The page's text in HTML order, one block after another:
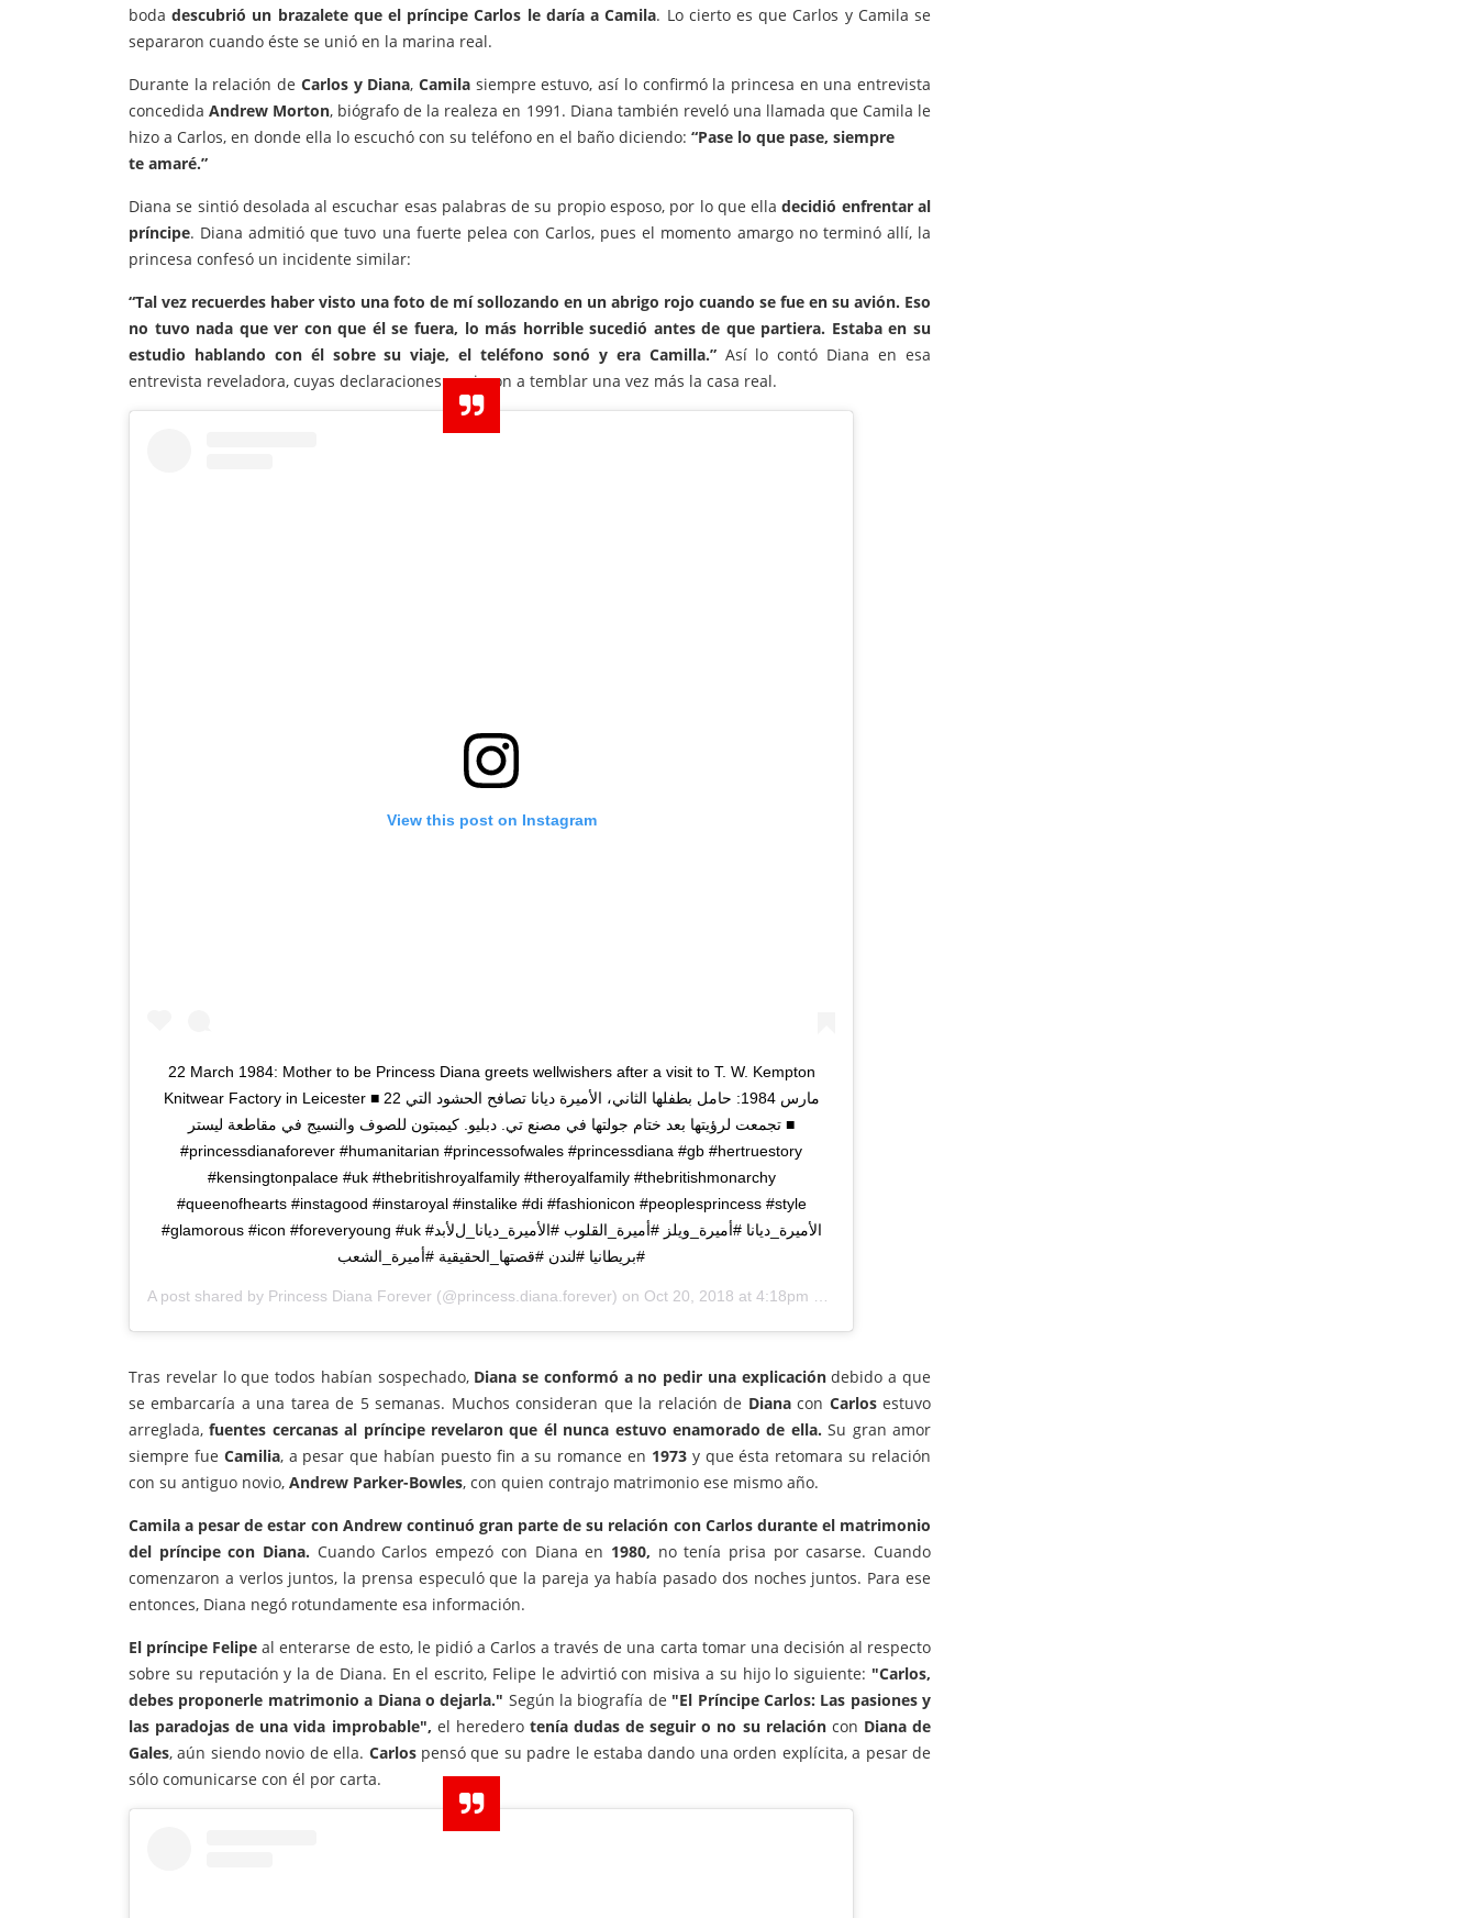
bodadescubrió un brazalete que el príncipe Carlos le daría a Camila. Lo cierto es que Carlos y Camila se
separaron cuando éste se unió en la marina real.
Durante la relación de Carlos y Diana, Camila siempre estuvo, así lo confirmó la princesa en una entrevista
concedidaAndrew Morton, biógrafo de la realeza en 1991. Diana también reveló una llamada que Camila le
hizo a Carlos, en donde ella lo escuchó con su teléfono en el baño diciendo: “Pase lo que pase, siempre
te amaré.”
Diana se sintió desolada al escuchar esas palabras de su propio esposo, por lo que elladecidió enfrentar al
príncipe. Diana admitió que tuvo una fuerte pelea con Carlos, pues el momento amargo no terminó allí, la
princesa confesó un incidente similar:
“Tal vez recuerdes haber visto una foto de mí sollozando en un abrigo rojo cuando se fue en su avión. Eso
no tuvo nada que ver con que él se fuera, lo más horrible sucedió antes de que partiera. Estaba en su
estudio hablando con él sobre su viaje, el teléfono sonó y era Camilla.” Así lo contó Diana en esa
entrevista reveladora, cuyas declaraciones pusieron a temblar una vez más la casa real.
View this post on Instagram
22 March 1984: Mother to be Princess Diana greets wellwishers after a visit to T. W. Kempton
Knitwear Factory in Leicester ■ 22 مارس 1984: حامل بطفلها الثاني، اﻷميرة ديانا تصافح الحشود التي
تجمعت لرؤيتها بعد ختام جولتها في مصنع تي. دبليو. كيمبتون للصوف والنسيج في مقاطعة ليستر ■
#princessdianaforever #humanitarian #princessofwales #princessdiana #gb #hertruestory
#kensingtonpalace #uk #thebritishroyalfamily #theroyalfamily #thebritishmonarchy
#queenofhearts #instagood #instaroyal #instalike #di #fashionicon #peoplesprincess #style
#glamorous #icon #foreveryoung #uk #الأميرة_ديانا #أميرة_ويلز #أميرة_القلوب #الأميرة_ديانا_لﻷبد
#بريطانيا #لندن #قصتها_الحقيقية #أميرة_الشعب
A post shared by Princess Diana Forever (@princess.diana.forever) on Oct 20, 2018 at 4:18pm PDT
Tras revelar lo que todos habían sospechado, Diana se conformó a no pedir una explicacióndebido a que
se embarcaría a una tarea de 5 semanas. Muchos consideran que la relación de Dianacon Carlosestuvo
arreglada,fuentes cercanas al príncipe revelaron que él nunca estuvo enamorado de ella. Su gran amor
siempre fue Camilia, a pesar que habían puesto fin a su romance en 1973 y que ésta retomara su relación
con su antiguo novio, Andrew Parker-Bowles, con quien contrajo matrimonio ese mismo año.
Camila a pesar de estar con Andrew continuó gran parte de su relación con Carlos durante el matrimonio
del príncipe con Diana. Cuando Carlos empezó con Diana en 1980, no tenía prisa por casarse. Cuando
comenzaron a verlos juntos, la prensa especuló que la pareja ya había pasado dos noches juntos. Para ese
entonces, Diana negó rotundamente esa información.
El príncipe Felipe al enterarse de esto, le pidió a Carlos a través de una carta tomar una decisión al respecto
sobre su reputación y la de Diana. En el escrito, Felipe le advirtió con misiva a su hijo lo siguiente: "Carlos,
debes proponerle matrimonio a Diana o dejarla." Según la biografía de "El Príncipe Carlos: Las pasiones y
las paradojas de una vida improbable", el heredero tenía dudas de seguir o no su relacióncon Diana de
Gales, aún siendo novio de ella. Carlos pensó que su padre le estaba dando una orden explícita, a pesar de
sólo comunicarse con él por carta.